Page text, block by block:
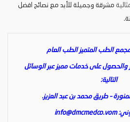
مشرقة وجميلة للأبد مع نصائح افضل
الطب المتميز الطب العام
والحصول على خدمات مميز عبر الوسائل
التالية:
– طريق محمد بن عبد العزيز.
info@dmcmedco.vom